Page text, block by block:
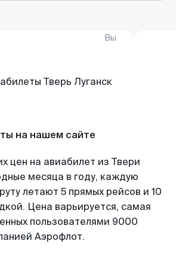
Вы
на нашем сайте
цен на авиабилет из Твери
месяца в году, каждую
летают 5 прямых рейсов и 10
Цена варьируется, самая
пользователями 9000
Аэрофлот.